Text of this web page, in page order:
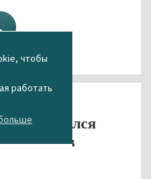
чтобы
работать
скончался
Попов